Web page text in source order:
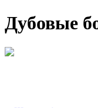
Дубовые